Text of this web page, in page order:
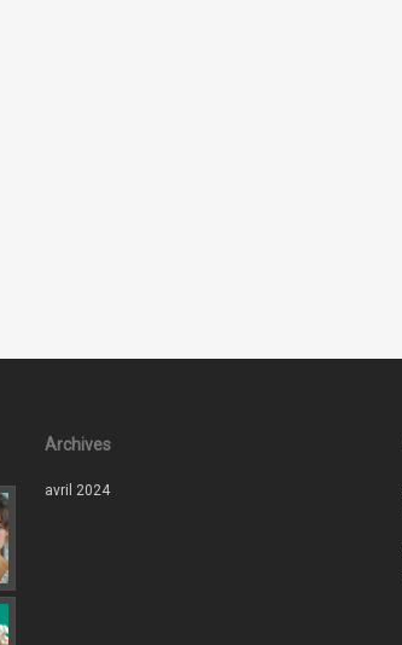
Archives
avril 2024